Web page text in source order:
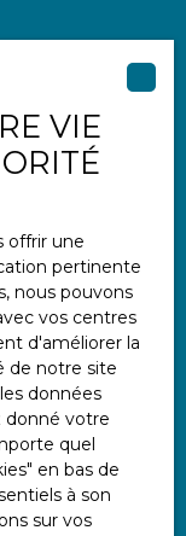
VIE
offrir une
pertinente
nous pouvons
vos centres
d'améliorer la
de notre site
données
donné votre
quel
en bas de
à son
sur vos